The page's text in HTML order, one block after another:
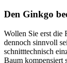
Den Ginkgo
Wollen Sie erst die
dennoch sinnvoll
schnitttechnisch
Baum kompensiert